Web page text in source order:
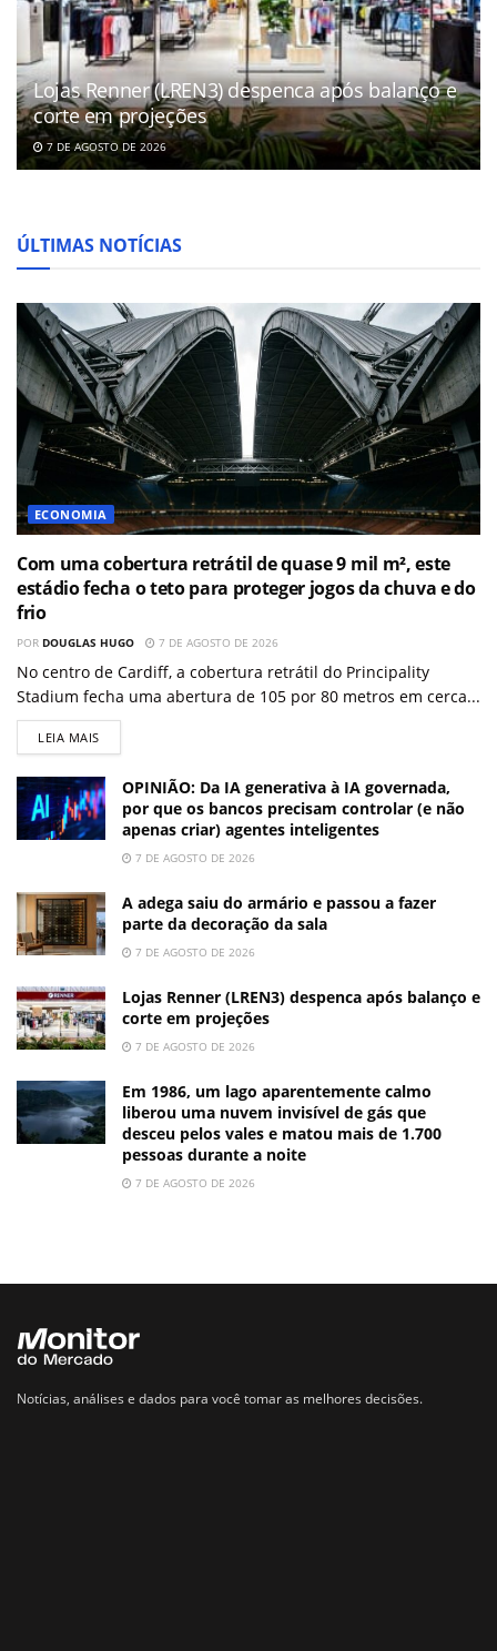
Lojas Renner (LREN3) despenca após balanço e
corte em projeções
7 DE AGOSTO DE 2026
ÚLTIMAS NOTÍCIAS
ECONOMIA
Com uma cobertura retrátil de quase 9 mil m², este
estádio fecha o teto para proteger jogos da chuva e do
frio
POR DOUGLAS HUGO 7 DE AGOSTO DE 2026
No centro de Cardiff, a cobertura retrátil do Principality
Stadium fecha uma abertura de 105 por 80 metros em cerca...
LEIA MAIS
OPINIÃO: Da IA generativa à IA governada,
por que os bancos precisam controlar (e não
apenas criar) agentes inteligentes
7 DE AGOSTO DE 2026
A adega saiu do armário e passou a fazer
parte da decoração da sala
7 DE AGOSTO DE 2026
Lojas Renner (LREN3) despenca após balanço e
corte em projeções
7 DE AGOSTO DE 2026
Em 1986, um lago aparentemente calmo
liberou uma nuvem invisível de gás que
desceu pelos vales e matou mais de 1.700
pessoas durante a noite
7 DE AGOSTO DE 2026
Notícias, análises e dados para você tomar as melhores decisões.